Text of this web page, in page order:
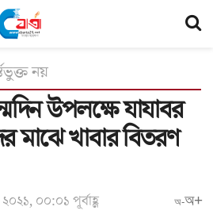
নয়
উপলক্ষে যাযাবর
মাঝে খাবার বিতরণ
০০:০১ পূর্বাহ্ণ অ-অ+